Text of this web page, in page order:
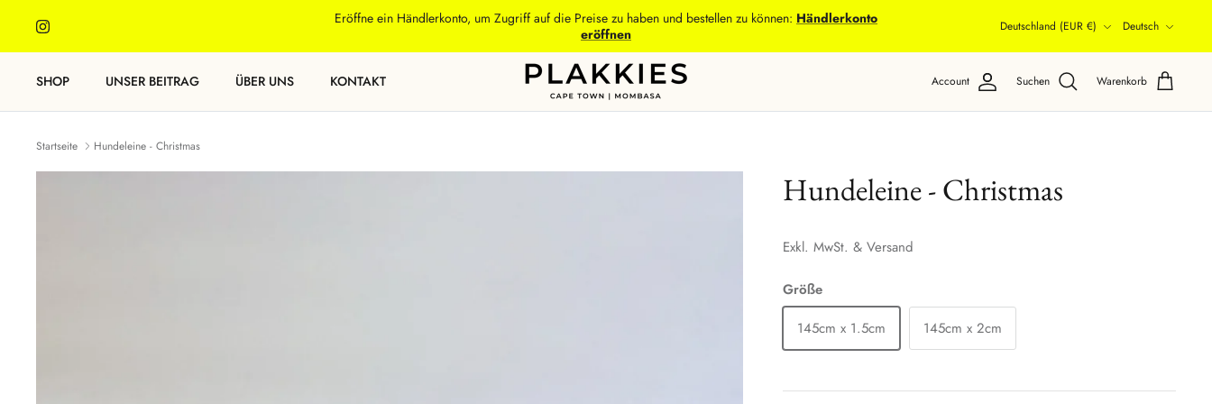
Inhalt
Eröffne ein Händlerkonto, um Zugriff auf die Preise zu haben und bestellen zu können: Händlerkonto
eröffnen
Währung
Deutschland (EUR €)
Sprache
Deutsch
SHOP UNSER BEITRAG ÜBER UNS KONTAKT Account Suchen Warenkorb
Startseite Hundeleine - Christmas
Hundeleine - Christmas
Exkl. MwSt. & Versand
Größe
145cm x 1.5cm
145cm x 2cm